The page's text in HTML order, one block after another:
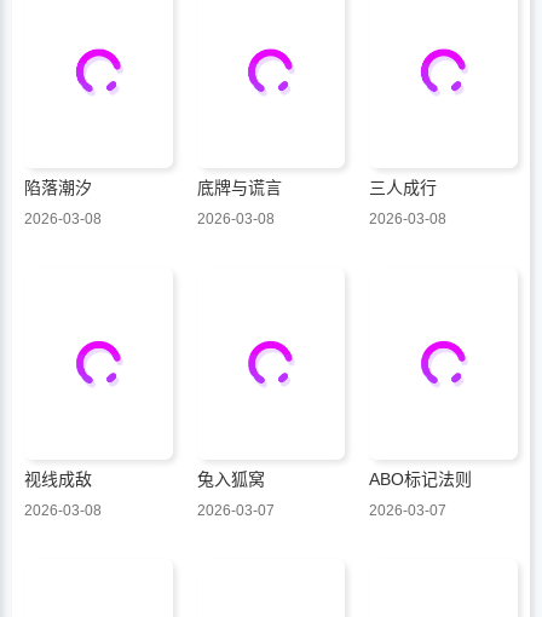
陷落潮汐
2026-03-08
底牌与谎言
2026-03-08
三人成行
2026-03-08
视线成敌
2026-03-08
兔入狐窝
2026-03-07
ABO标记法则
2026-03-07